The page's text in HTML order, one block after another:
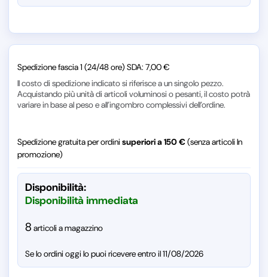
Spedizione fascia 1 (24/48 ore) SDA: 7,00 €
Il costo di spedizione indicato si riferisce a un singolo pezzo.
Acquistando più unità di articoli voluminosi o pesanti, il costo potrà
variare in base al peso e all’ingombro complessivi dell’ordine.
Spedizione gratuita per ordinisuperiori a 150 €(senza articoli In
promozione)
Disponibilità:
Disponibilità immediata
8 articoli a magazzino
Se lo ordini oggi lo puoi ricevere entro il 11/08/2026